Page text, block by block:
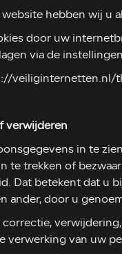
hebben wij
door uw
via de
verwijderen
in te
te trekken of
Dat betekent dat u
ander, door u
verwerking van uw